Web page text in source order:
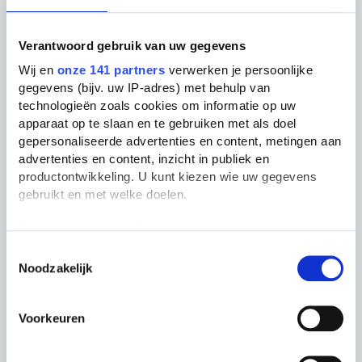
Verantwoord gebruik van uw gegevens
Wij en onze 141 partners verwerken je persoonlijke
gegevens (bijv. uw IP-adres) met behulp van
technologieën zoals cookies om informatie op uw
apparaat op te slaan en te gebruiken met als doel
gepersonaliseerde advertenties en content, metingen aan
advertenties en content, inzicht in publiek en
productontwikkeling. U kunt kiezen wie uw gegevens
gebruikt en met welke doelen.
Als u het toestaat, willen we ook graag:
locatie, die tot een paar meter nauwkeurig kan zijn
scannen op specifieke eigenschappen (fingerprinting)
Lees meer over hoe uw persoonlijke gegevens worden
Noodzakelijk
Voorkeuren
hij was ook in emmen, vond
het alleen niet zo boeiend xD
18 jaar geleden
P.